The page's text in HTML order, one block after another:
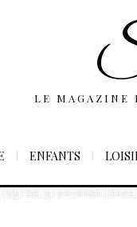
LE MAGAZINE
ENFANTS